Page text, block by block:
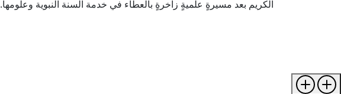
الكريم بعد مسيرةٍ علميةٍ زاخرةٍ بالعطاء في خدمة السنة النبوية وعلومها.